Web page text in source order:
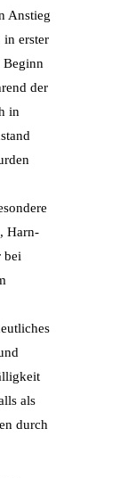
Anstieg
in erster
Beginn
der
in
Harn-
bei
als
durch